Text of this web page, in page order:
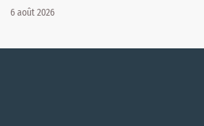
6 août 2026